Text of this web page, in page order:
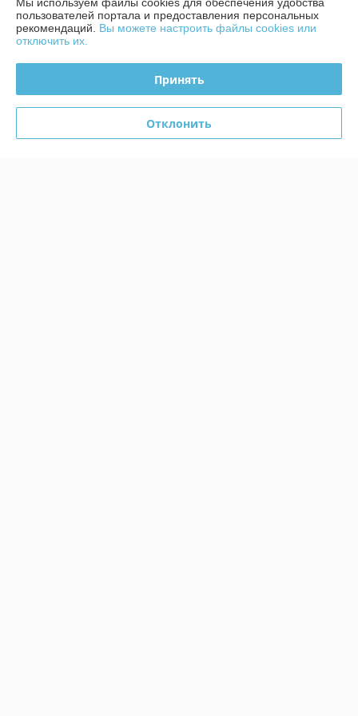
Производство работает от нескольких штук, поштучно заказать
нельзя.
Сделка подтверждена через корзину
08.07.2024
Дмитрий
Отлично
пользователей портала и предоставления персональных
рекомендаций. Вы можете настроить файлы cookies или
отключить их.
Принять
Отклонить